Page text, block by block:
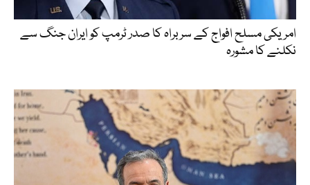
امریکی مسلح افواج کے سربراہ کا صدر ٹرمپ کو ایران جنگ سے
نکلنے کا مشورہ